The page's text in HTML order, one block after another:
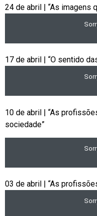
24 de abril | “As imagens
17 de abril | “O sentido
10 de abril | “As
sociedade”
03 de abril | “As